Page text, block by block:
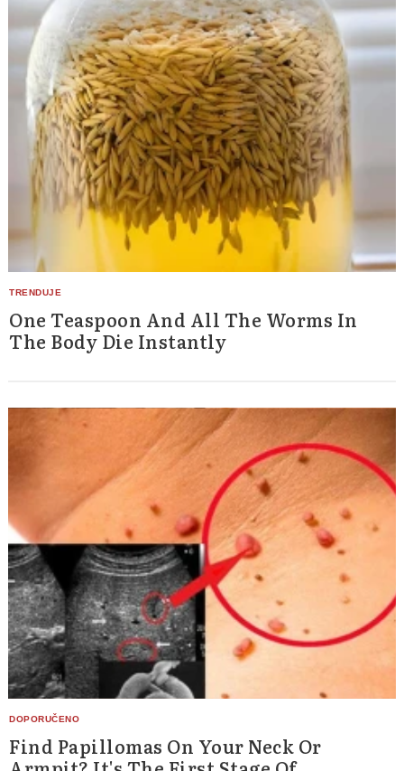
One Teaspoon And All The Worms In
The Body Die Instantly
Find Papillomas On Your Neck Or